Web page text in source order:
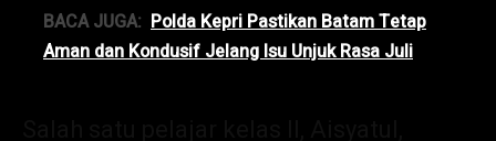
BACA JUGA: Polda Kepri Pastikan Batam Tetap
Aman dan Kondusif Jelang Isu Unjuk Rasa Juli